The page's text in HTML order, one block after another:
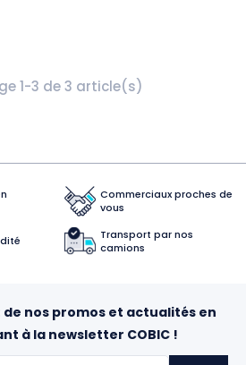
1-3 de 3 article(s)
Commerciaux proches de
vous
Transport par nos
camions
nos promos et actualités en
à la newsletter COBIC !